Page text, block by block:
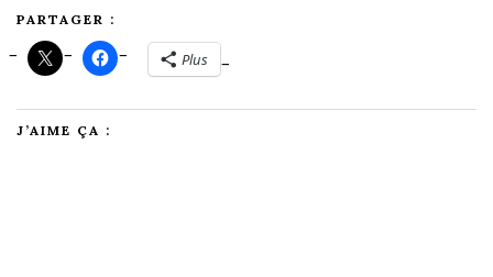
PARTAGER :
Plus
J’AIME ÇA :